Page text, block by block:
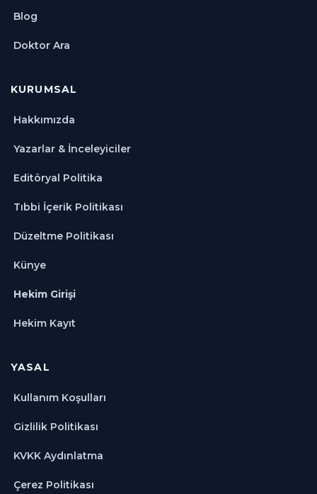
Blog
Doktor Ara
KURUMSAL
Hakkımızda
Yazarlar & İnceleyiciler
Editöryal Politika
Tıbbi İçerik Politikası
Düzeltme Politikası
Künye
Hekim Girişi
Hekim Kayıt
YASAL
Kullanım Koşulları
Gizlilik Politikası
KVKK Aydınlatma
Çerez Politikası